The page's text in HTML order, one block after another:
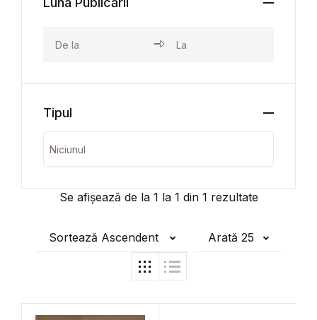
Se afișează de la 1 la 1 din 1 rezultate
Sortează Ascendent Arată 25
Tipul